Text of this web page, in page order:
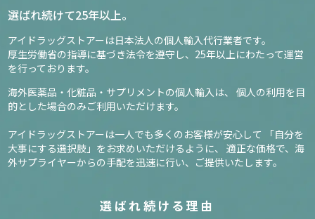
選ばれ続けて25年以上。
アイドラッグストアーは日本法人の個人輸入代行業者です。
厚生労働省の指導に基づき法令を遵守し、 25年以上にわたって運営
を行っております。
海外医薬品・化粧品・サプリメントの個人輸入は、
個人の利用を目
的とした場合のみご利用いただけます。
アイドラッグストアーは一人でも多くのお客様が安心して
「自分を
大事にする選択肢」をお求めいただけるように、
適正な価格で、海
外サプライヤーからの手配を迅速に行い、ご提供いたします。
選ばれ続ける理由